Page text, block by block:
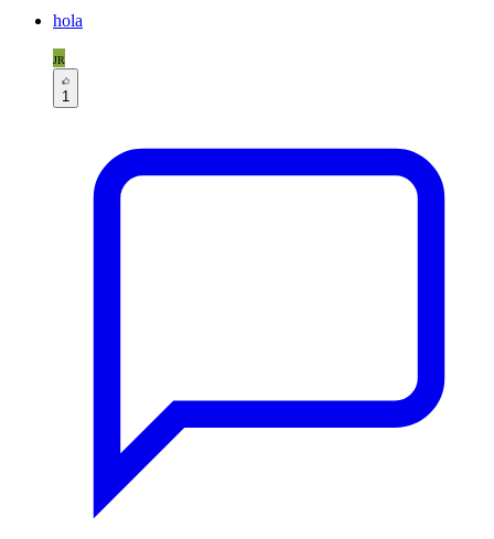
hola
JR
1